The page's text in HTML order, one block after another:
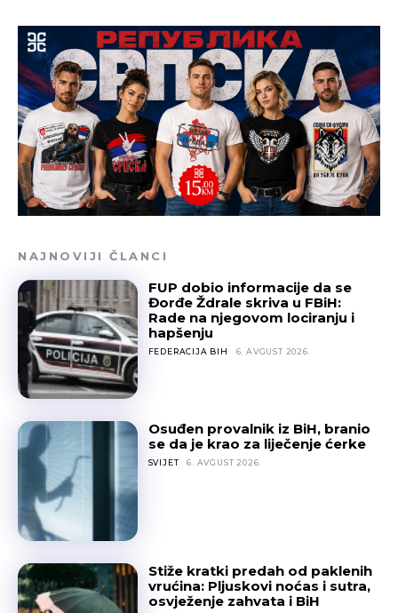
NAJNOVIJI ČLANCI
FUP dobio informacije da se
Đorđe Ždrale skriva u FBiH:
Rade na njegovom lociranju i
hapšenju
FEDERACIJA BIH 6. AVGUST 2026.
Osuđen provalnik iz BiH, branio
se da je krao za liječenje ćerke
SVIJET 6. AVGUST 2026.
Stiže kratki predah od paklenih
vrućina: Pljuskovi noćas i sutra,
osvježenje zahvata i BiH